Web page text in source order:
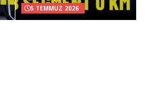
5 TEMMUZ 2026